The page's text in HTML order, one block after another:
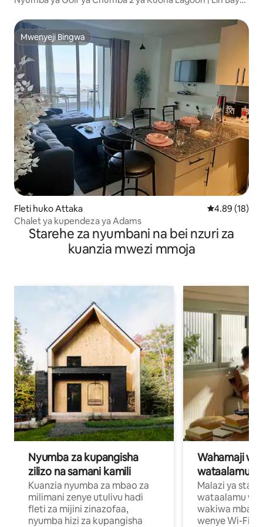
Mwenyeji Bingwa
Mwenyeji Bingwa
Fleti huko Attaka Ukadiriaji wa
4.89 (18)
Chalet ya kupendeza ya Adams
Starehe za nyumbani na bei nzuri za
kuanzia mwezi mmoja
Nyumba za kupangisha
zilizo na samani kamili
Kuanzia nyumba za mbao za
milimani zenye utulivu hadi
fleti za mijini zinazofaa,
nyumba hizi za kupangisha
Wahamaji
wataalamu
Malazi ya
wataalamu
wakiwa mbali
wenye Wi-Fi